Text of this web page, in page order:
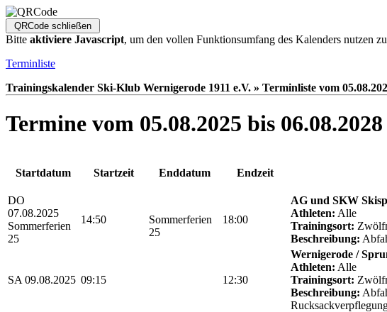
Bitte aktiviere Javascript, um den vollen Funktionsumfang des Kalenders nutzen
Terminliste
Trainingskalender Ski-Klub Wernigerode 1911 e.V. » Terminliste vom
Termine vom 05.08.2025 bis 06.08.2028
Startdatum Startzeit Enddatum Endzeit
DO
07.08.2025
Sommerferien
25
14:50
Sommerferien
25
18:00
AG und SKW
Athleten: Alle
Trainingsort:
Beschreibung:
SA 09.08.2025 09:15 12:30
Wernigerode /
Athleten: Alle
Trainingsort:
Beschreibung: